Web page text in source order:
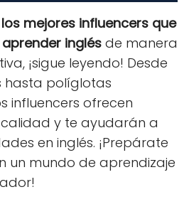
los mejores influencers que
inglés de manera
¡sigue leyendo! Desde
hasta políglotas
influencers ofrecen
y te ayudarán a
en inglés. ¡Prepárate
un mundo de aprendizaje